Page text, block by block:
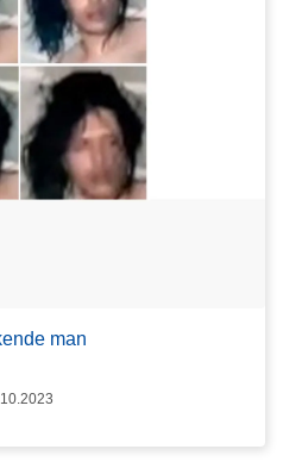
man